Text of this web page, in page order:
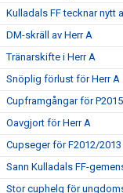
Kulladals FF tecknar nytt
DM-skräll av Herr A
Tränarskifte i Herr A
Snöplig förlust för Herr A
Cupframgångar för P2015
Oavgjort för Herr A
Cupseger för F2012/2013
Sann Kulladals FF-
Stor cuphelg för